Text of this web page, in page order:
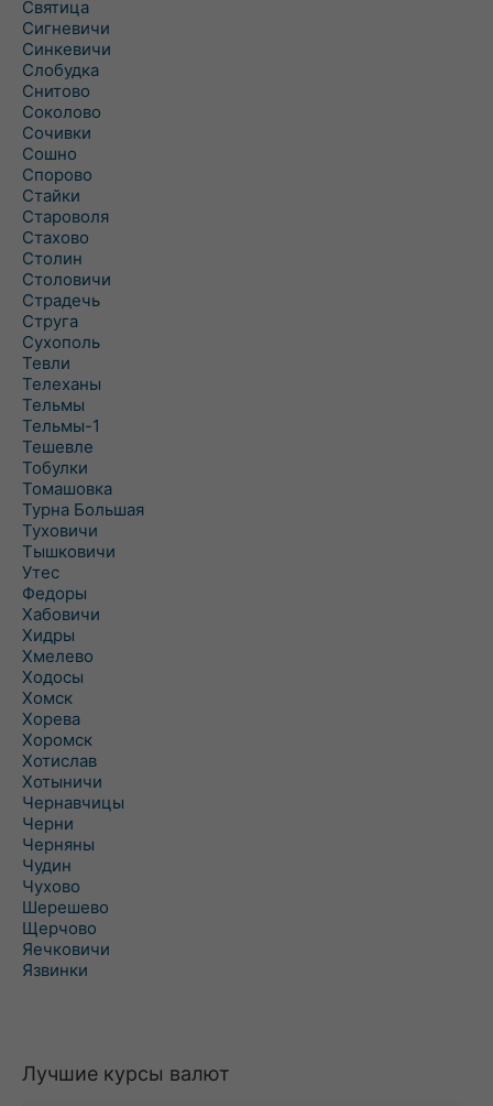
Святица
Сигневичи
Синкевичи
Слобудка
Снитово
Соколово
Сочивки
Сошно
Спорово
Стайки
Староволя
Стахово
Столин
Столовичи
Страдечь
Струга
Сухополь
Тевли
Телеханы
Тельмы
Тельмы-1
Тешевле
Тобулки
Томашовка
Турна Большая
Туховичи
Тышковичи
Утес
Федоры
Хабовичи
Хидры
Хмелево
Ходосы
Хомск
Хорева
Хоромск
Хотислав
Хотыничи
Чернавчицы
Черни
Черняны
Чудин
Чухово
Шерешево
Щерчово
Яечковичи
Язвинки
Лучшие курсы валют